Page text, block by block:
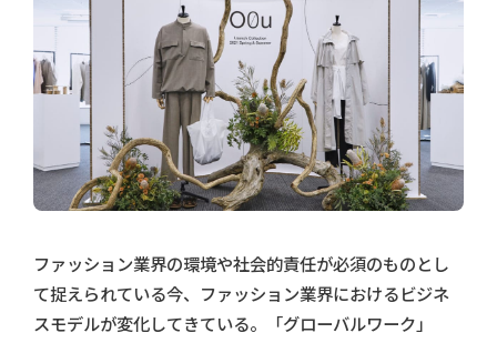
ファッション業界の環境や社会的責任が必須のものとし
て捉えられている今、ファッション業界におけるビジネ
スモデルが変化してきている。「グローバルワーク」